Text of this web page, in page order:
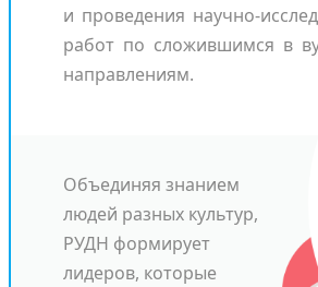
и проведения научно-
работ по сложившимся в
направлениям.
Объединяя знанием
людей разных культур,
РУДН формирует
лидеров, которые